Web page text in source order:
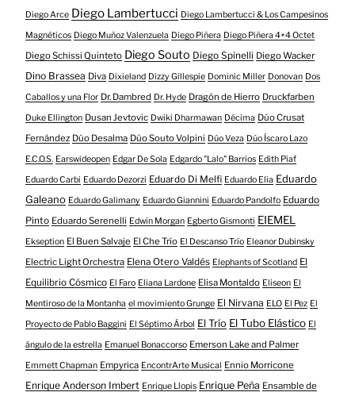
Diego Arce Diego Lambertucci Diego Lambertucci & Los Campesinos
Magnéticos Diego Muñoz Valenzuela Diego Piñera Diego Piñera 4+4 Octet
Diego Schissi Quinteto Diego Souto Diego Spinelli Diego Wacker
Dino Brassea Diva Dixieland Dizzy Gillespie Dominic Miller Donovan Dos
Caballos y una Flor Dr. Dambred Dr. Hyde Dragón de Hierro Druckfarben
Duke Ellington Dusan Jevtovic Dwiki Dharmawan Décima Dúo Crusat
Fernández Dúo Desalma Dúo Souto Volpini Dúo Veza Dúo Íscaro Lazo
E.C.O.S. Earswideopen Edgar De Sola Edgardo "Lalo" Barrios Edith Piaf
Eduardo Carbi Eduardo Dezorzi Eduardo Di Melfi Eduardo Elia Eduardo
Galeano Eduardo Galimany Eduardo Giannini Eduardo Pandolfo Eduardo
Pinto Eduardo Serenelli Edwin Morgan Egberto Gismonti EIEMEL
Ekseption El Buen Salvaje El Che Trío El Descanso Trío Eleanor Dubinsky
Electric Light Orchestra Elena Otero Valdés Elephants of Scotland El
Equilibrio Cósmico El Faro Eliana Lardone Elisa Montaldo Eliseon El
Mentiroso de la Montanha el movimiento Grunge El Nirvana ELO El Pez El
Proyecto de Pablo Baggini El Séptimo Árbol El Trío El Tubo Elástico El
ángulo de la estrella Emanuel Bonaccorso Emerson Lake and Palmer
Emmett Chapman Empyrica EncontrArte Musical Ennio Morricone
Enrique Anderson Imbert Enrique Llopis Enrique Peña Ensamble de